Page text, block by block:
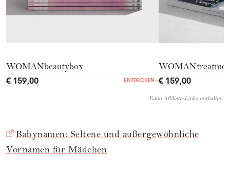
WOMANbeautybox
€ 159,00 ENTDECKEN →€ 159,00
Kann Affiliate-Links enthalten.
Babynamen: Seltene und außergewöhnliche
Vornamen für Mädchen